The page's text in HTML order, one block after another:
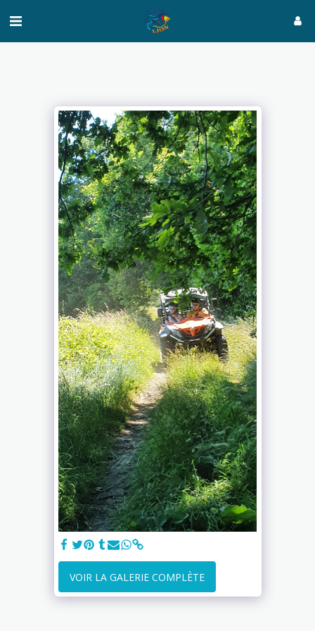
VOIR LA GALERIE COMPLÈTE